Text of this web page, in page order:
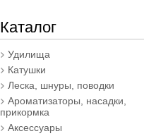
Каталог
Удилища
Катушки
Леска, шнуры, поводки
Ароматизаторы, насадки,
прикормка
Аксессуары